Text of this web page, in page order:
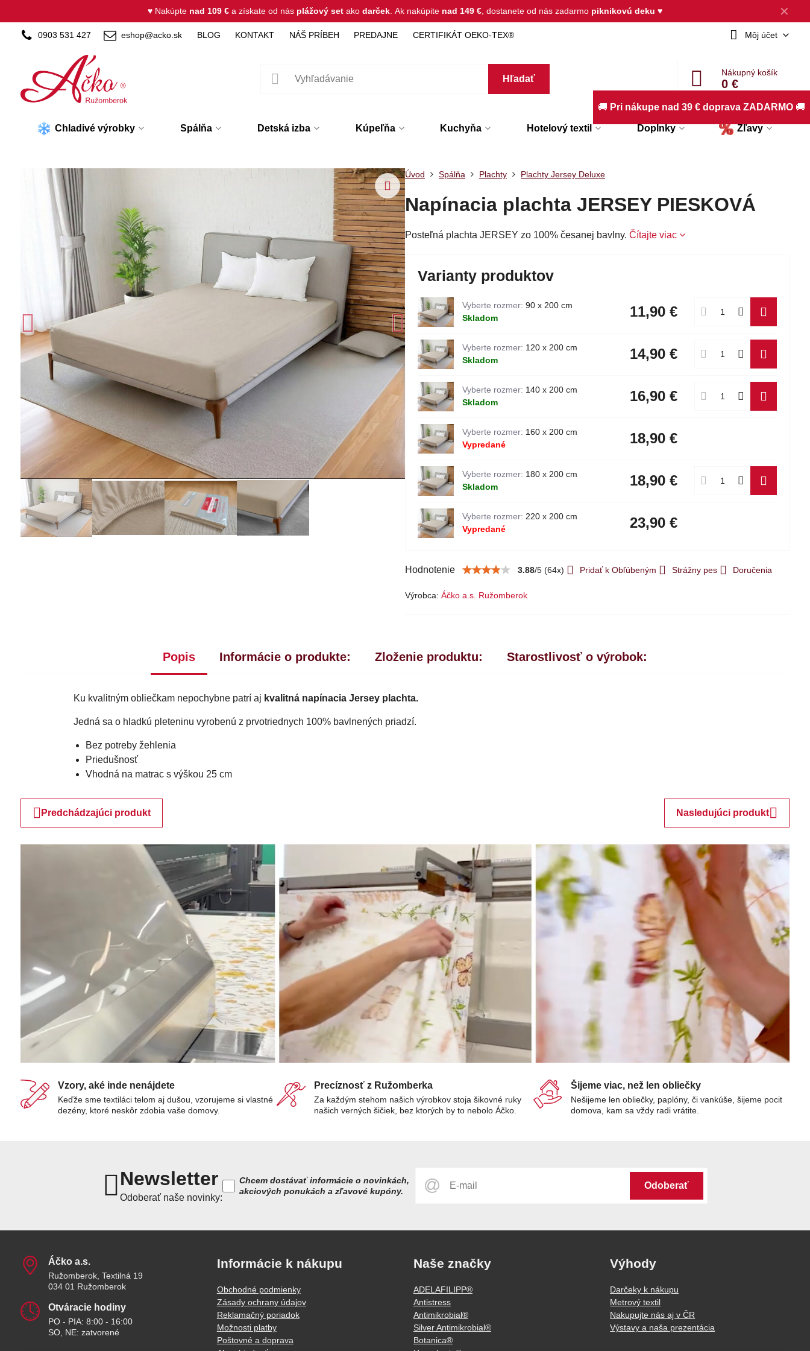
✕
♥ Nakúpte nad 109 €a získate od nás plážový set akodarček. Ak nakúpite nad 149 €, dostanete od nás zadarmo piknikovú deku ♥
0903 531 427 eshop@acko.sk BLOG KONTAKT NÁŠ PRÍBEH PREDAJNE CERTIFIKÁT OEKO-TEX® Môj účet
Hľadať
Nákupný košík
0 €
Chladivé výrobky Spálňa Detská izba Kúpeľňa Kuchyňa Hotelový textil Doplnky Zľavy
Úvod Spálňa Plachty Plachty Jersey Deluxe
Napínacia plachta JERSEY PIESKOVÁ
Posteľná plachta JERSEY zo 100% česanej bavlny. Čítajte viac
Varianty produktov
Vyberte rozmer: 90 x 200 cm
Skladom
11,90 €
Vyberte rozmer: 120 x 200 cm
Skladom
14,90 €
Vyberte rozmer: 140 x 200 cm
Skladom
16,90 €
Vyberte rozmer: 160 x 200 cm
Vypredané
18,90 €
Vyberte rozmer: 180 x 200 cm
Skladom
18,90 €
Vyberte rozmer: 220 x 200 cm
Vypredané
23,90 €
Hodnotenie 3.88/5(64x) Pridať k Obľúbeným Strážny pes Doručenia
Výrobca: Áčko a.s. Ružomberok
🚚 Pri nákupe nad 39 € doprava ZADARMO 🚚
Popis Informácie o produkte: Zloženie produktu: Starostlivosť o výrobok:
Ku kvalitným obliečkam nepochybne patrí aj kvalitná napínacia Jersey plachta.
Jedná sa o hladkú pleteninu vyrobenú z prvotriednych 100% bavlnených priadzí.
Bez potreby žehlenia
Priedušnosť
Vhodná na matrac s výškou 25 cm
Predchádzajúci produkt Nasledujúci produkt
Vzory, aké inde nenájdete
Keďže sme textiláci telom aj dušou, vzorujeme si vlastné
dezény, ktoré neskôr zdobia vaše domovy.
Precíznosť z Ružomberka
Za každým stehom našich výrobkov stoja šikovné ruky
našich verných šičiek, bez ktorých by to nebolo Áčko.
Šijeme viac, než len obliečky
Nešijeme len obliečky, paplóny, či vankúše, šijeme pocit
domova, kam sa vždy radi vrátite.
Newsletter
Odoberať naše novinky:
Odoberať
Chcem dostávať informácie o novinkách,
akciových ponukách a zľavové kupóny.
Áčko a​.s​.
Ružomberok, Textilná 19
034 01 Ružomberok
Otváracie hodiny
PO - PIA: 8:00 - 16:00
SO, NE: zatvorené
Informácie k nákupu
Obchodné podmienky
Zásady ochrany údajov
Reklamačný poriadok
Možnosti platby
Poštovné a doprava
Naše značky
ADELAFILIPP®
Antistress
Antimikrobial®
Silver Antimikrobial®
Botanica®
Výhody
Darčeky k nákupu
Metrový textil
Nakupujte nás aj v ČR
Výstavy a naša prezentácia